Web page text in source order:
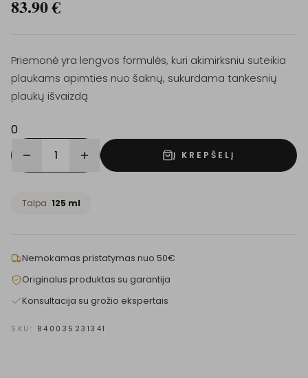
83.90€
Priemonė yra lengvos formulės, kuri akimirksniu suteikia
plaukams apimties nuo šaknų, sukurdama tankesnių
plaukų išvaizdą
0
1 Į KREPŠELĮ
Talpa 125 ml
Nemokamas pristatymas nuo 50€
Originalus produktas su garantija
Konsultacija su grožio ekspertais
SKU: 840035231341